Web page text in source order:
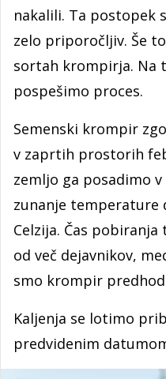
nakalili. Ta postopek
zelo priporočljiv. Še
sortah krompirja. Na
pospešimo proces.
Semenski krompir
v zaprtih prostorih
zemljo ga posadimo
zunanje temperature
Celzija. Čas
od več dejavnikov,
smo krompir
Kaljenja se lotimo
predvidenim